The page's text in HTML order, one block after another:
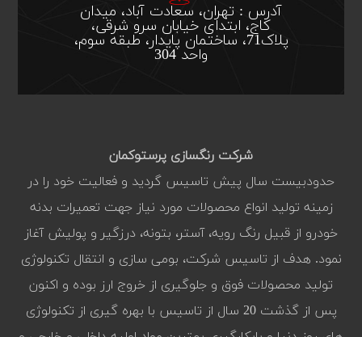
آدرس : تهران، سعادت آباد، میدان
کاج، ابتدای خیابان سرو شرقی،
پلاک71، ساختمان پایدار، طبقه سوم،
واحد 304
شرکت رنگسازی پرستوکمان
حدودبیست سال پیش تاسیس گردید و فعالیت خود را در
زمینه تولید انواع محصولات مورد نیاز جهت تعمیرات بدنه
خودرو از قبیل رنگ رویه، آستر، بتونه، درزگیر و پولیش آغاز
نمود. هدف از تاسیس شرکت، بومی سازی و انتقال تکنولوژی
تولید محصولات فوق و جلوگیری از خروج ارز بوده و اکنون
پس از گذشت 20 سال از تاسیس با بهره گیری از تکنولوژی